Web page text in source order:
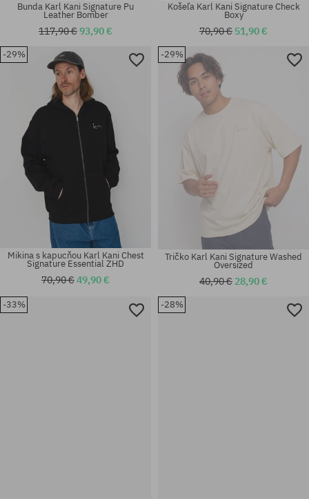
Dostupné veľkosti:
Dostupné veľkosti:
S; M; L; XL
Dostupné veľkosti:
Bunda Karl Kani Signature Pu
Leather Bomber
117,90 €93,90 €
Dostupné veľkosti:
Košeľa Karl Kani Signature Check
Boxy
70,90 € 51,90 €
-29%
Mikina s kapucňou Karl Kani Chest
Signature Essential ZHD
70,90 €49,90 €
-29%
Tričko Karl Kani Signature Washed
Oversized
40,90 € 28,90 €
-33% -28%